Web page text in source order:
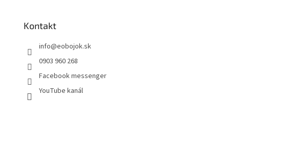
Kontakt
info@eobojok.sk
0903 960 268
Facebook messenger
YouTube kanál